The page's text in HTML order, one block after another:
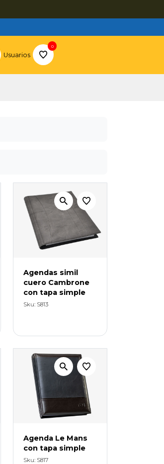
Usuarios
0
Agendas simil
cuero Cambrone
con tapa simple
Sku: S813
Agenda Le Mans
con tapa simple
Sku: S817